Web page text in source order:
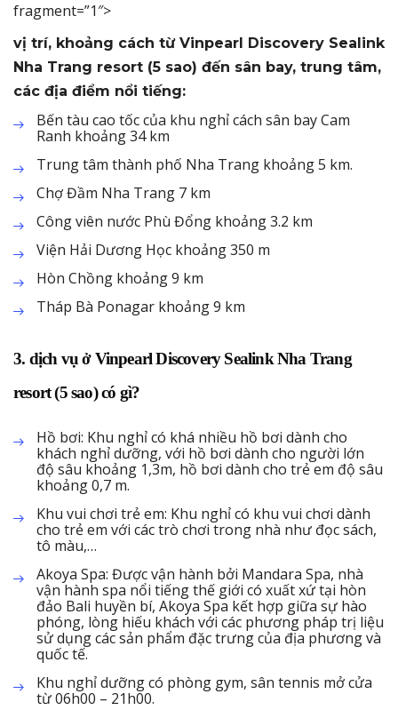
fragment=”1″>
vị trí, khoảng cách từ Vinpearl Discovery Sealink
Nha Trang resort (5 sao) đến sân bay, trung tâm,
các địa điểm nổi tiếng:
Bến tàu cao tốc của khu nghỉ cách sân bay Cam
Ranh khoảng 34 km
Trung tâm thành phố Nha Trang khoảng 5 km.
Chợ Đầm Nha Trang 7 km
Công viên nước Phù Đổng khoảng 3.2 km
Viện Hải Dương Học khoảng 350 m
Hòn Chồng khoảng 9 km
Tháp Bà Ponagar khoảng 9 km
3. dịch vụ ở Vinpearl Discovery Sealink Nha Trang
resort (5 sao) có gì?
Hồ bơi: Khu nghỉ có khá nhiều hồ bơi dành cho
khách nghỉ dưỡng, với hồ bơi dành cho người lớn
độ sâu khoảng 1,3m, hồ bơi dành cho trẻ em độ sâu
khoảng 0,7 m.
Khu vui chơi trẻ em: Khu nghỉ có khu vui chơi dành
cho trẻ em với các trò chơi trong nhà như đọc sách,
tô màu,…
Akoya Spa: Được vận hành bởi Mandara Spa, nhà
vận hành spa nổi tiếng thế giới có xuất xứ tại hòn
đảo Bali huyền bí, Akoya Spa kết hợp giữa sự hào
phóng, lòng hiếu khách với các phương pháp trị liệu
sử dụng các sản phẩm đặc trưng của địa phương và
quốc tế.
Khu nghỉ dưỡng có phòng gym, sân tennis mở cửa
từ 06h00 – 21h00.